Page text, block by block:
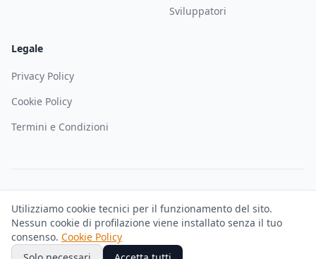
Sviluppatori
Legale
Privacy Policy
Cookie Policy
Termini e Condizioni
IT02927680344
Trustpilot
GDPR Compliant
Utilizziamo cookie tecnici per il funzionamento del sito.
Nessun cookie di profilazione viene installato senza il tuo
consenso. Cookie Policy